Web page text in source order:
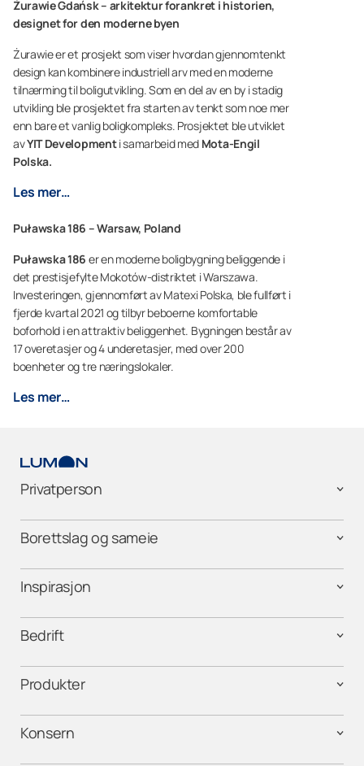
Żurawie Gdańsk – arkitektur forankret i historien,
designet for den moderne byen
Żurawie er et prosjekt som viser hvordan gjennomtenkt
design kan kombinere industriell arv med en moderne
tilnærming til boligutvikling. Som en del av en by i stadig
utvikling ble prosjektet fra starten av tenkt som noe mer
enn bare et vanlig boligkompleks. Prosjektet ble utviklet
avYIT Developmenti samarbeid med Mota-Engil
Polska.
Les mer…
Puławska 186 – Warsaw, Poland
Puławska 186 er en moderne boligbygning beliggende i
det prestisjefylte Mokotów-distriktet i Warszawa.
Investeringen, gjennomført av Matexi Polska, ble fullført i
fjerde kvartal 2021 og tilbyr beboerne komfortable
boforhold i en attraktiv beliggenhet. Bygningen består av
17 overetasjer og 4 underetasjer, med over 200
boenheter og tre næringslokaler.
Les mer…
Privatperson
Borettslag og sameie
Inspirasjon
Bedrift
Produkter
Konsern